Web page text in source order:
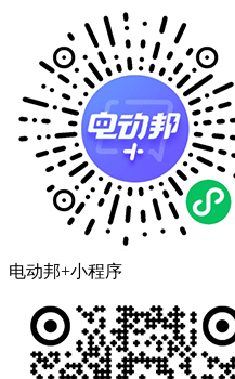
电动邦+小程序